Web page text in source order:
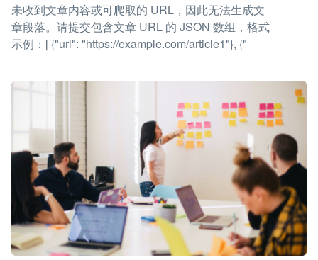
未收到文章内容或可爬取的 URL，因此无法生成文
章段落。请提交包含文章 URL 的 JSON 数组，格式
示例：[ {"url": "https://example.com/article1"}, {"